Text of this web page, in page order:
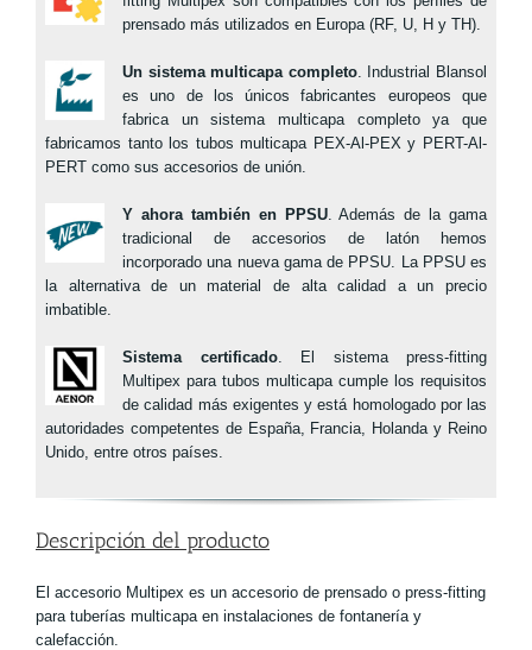
prensado más utilizados en Europa (RF, U, H y TH).
Un sistema multicapa completo. Industrial Blansol
es uno de los únicos fabricantes europeos que
fabrica un sistema multicapa completo ya que
fabricamos tanto los tubos multicapa PEX-Al-PEX y PERT-Al-
PERT como sus accesorios de unión.
Y ahora también en PPSU. Además de la gama
tradicional de accesorios de latón hemos
incorporado una nueva gama de PPSU. La PPSU es
la alternativa de un material de alta calidad a un precio
imbatible.
Sistema certificado. El sistema press-fitting
Multipex para tubos multicapa cumple los requisitos
de calidad más exigentes y está homologado por las
autoridades competentes de España, Francia, Holanda y Reino
Unido, entre otros países.
Descripción del producto
El accesorio Multipex es un accesorio de prensado o press-fitting
para tuberías multicapa en instalaciones de fontanería y
calefacción.